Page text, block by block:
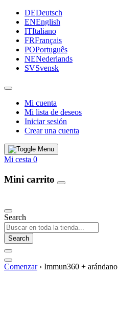
DEDeutsch
ENEnglish
ITItaliano
FRFrançais
POPortuguês
NENederlands
SVSvensk
Mi cuenta
Mi lista de deseos
Iniciar sesión
Crear una cuenta
Mi cesta 0
Mini carrito
Search
Search
Comenzar › Immun360 + arándano